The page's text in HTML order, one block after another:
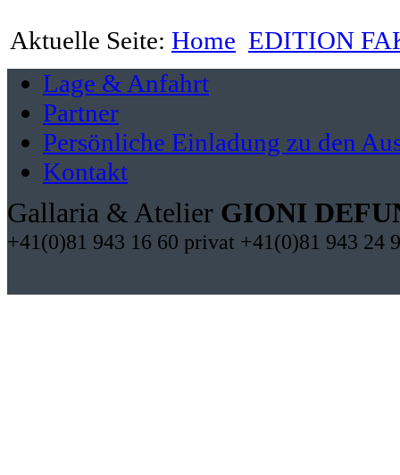
Aktuelle Seite: Home EDITION
Lage & Anfahrt
Partner
Persönliche Einladung zu den
Kontakt
Gallaria & Atelier GIONI
+41(0)81 943 16 60 privat +41(0)81 943 24